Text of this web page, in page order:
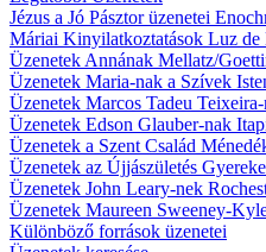
Jézus a Jó Pásztor üzenetei
Máriai Kinyilatkoztatások Luz de
Üzenetek Annának Mellatz/
Üzenetek Maria-nak a Szívek
Üzenetek Marcos Tadeu
Üzenetek Edson Glauber-nak
Üzenetek a Szent Család
Üzenetek az Újjászületés
Üzenetek John Leary-nek
Üzenetek Maureen Sweeney-
Különböző források üzenetei